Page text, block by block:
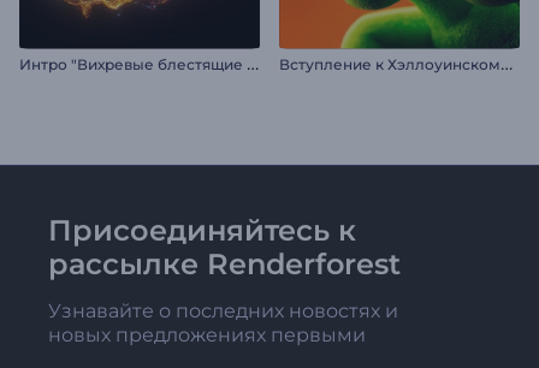
И
нтро "Вихревые блестящие частицы" В
ступление к Хэллоуинскому пауку
Присоединяйтесь к
рассылке Renderforest
Узнавайте о последних новостях и
новых предложениях первыми